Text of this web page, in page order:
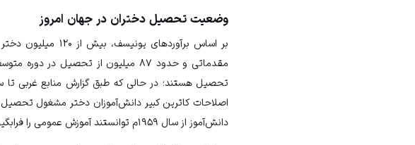
وضعیت تحصیل دختران در جهان امروز
مقدماتی و حدود ۸۷ میلیون از تحصیل در دوره متوسطه محروم می‌شوند.
تحصیل هستند؛ در حالی که طبق گزارش منابع غربی تا سال ۱۹۱۵م، به‌دلیل سنت‌های محلی از تحصیل زنان
اصلاحات کاترین کبیر دانش‌آموزان دختر مشغول تحصیل شدند و اولین
دانش‌آموز از سال ۱۹۵۹م توانستند آموزش عمومی را فرابگیرند.